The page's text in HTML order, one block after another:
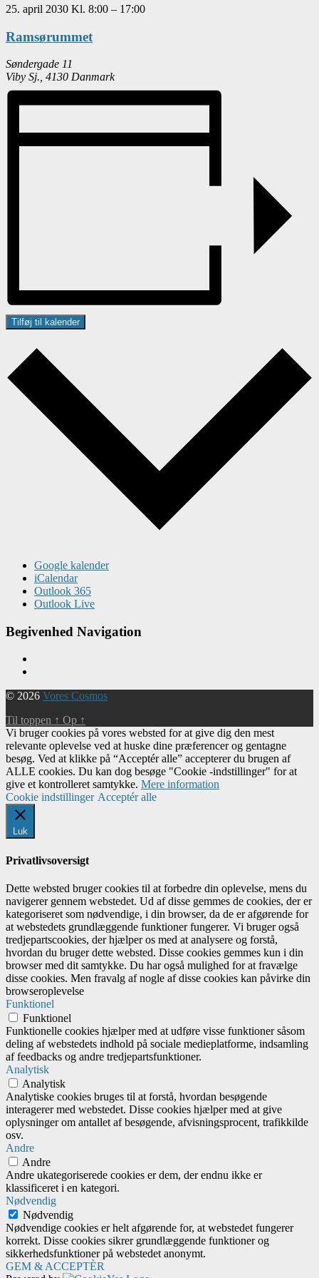
25. april 2030 Kl. 8:00 – 17:00
Ramsørummet
Søndergade 11
Viby Sj. 4130 Danmark
Tilføj til kalender
Google kalender
iCalendar
Outlook 365
Outlook Live
Begivenhed Navigation
© 2026 Vores Cosmos
Til toppen ↑ Op ↑
Vi bruger cookies på vores websted for at give dig den mest
relevante oplevelse ved at huske dine præferencer og gentagne
besøg. Ved at klikke på “Acceptér alle” accepterer du brugen af ​​
ALLE cookies. Du kan dog besøge "Cookie -indstillinger" for at
give et kontrolleret samtykke. Mere information
Cookie indstillinger Acceptér alle
Luk
Privatlivsoversigt
Dette websted bruger cookies til at forbedre din oplevelse, mens du
navigerer gennem webstedet. Ud af disse gemmes de cookies, der er
kategoriseret som nødvendige, i din browser, da de er afgørende for
at webstedets grundlæggende funktioner fungerer. Vi bruger også
tredjepartscookies, der hjælper os med at analysere og forstå,
hvordan du bruger dette websted. Disse cookies gemmes kun i din
browser med dit samtykke. Du har også mulighed for at fravælge
disse cookies. Men fravalg af nogle af disse cookies kan påvirke din
browseroplevelse
Funktionel
Funktionel
Funktionelle cookies hjælper med at udføre visse funktioner såsom
deling af webstedets indhold på sociale medieplatforme, indsamling
af feedbacks og andre tredjepartsfunktioner.
Analytisk
Analytisk
Analytiske cookies bruges til at forstå, hvordan besøgende
interagerer med webstedet. Disse cookies hjælper med at give
oplysninger om antallet af besøgende, afvisningsprocent, trafikkilde
osv.
Andre
Andre
Andre ukategoriserede cookies er dem, der endnu ikke er
klassificeret i en kategori.
Nødvendig
Nødvendig
Nødvendige cookies er helt afgørende for, at webstedet fungerer
korrekt. Disse cookies sikrer grundlæggende funktioner og
sikkerhedsfunktioner på webstedet anonymt.
GEM & ACCEPTÈR